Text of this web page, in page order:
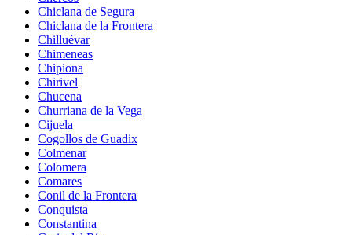
Chiclana de Segura
Chiclana de la Frontera
Chilluévar
Chimeneas
Chipiona
Chirivel
Chucena
Churriana de la Vega
Cijuela
Cogollos de Guadix
Colmenar
Colomera
Comares
Conil de la Frontera
Conquista
Constantina